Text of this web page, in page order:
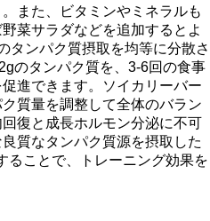
また、ビタミンやミネラルも
菜サラダなどを追加するとよ
タンパク質摂取を均等に分散さ
のタンパク質を、3-6回の食事
進できます。ソイカリーバー
質量を調整して全体のバラン
復と成長ホルモン分泌に不可
質なタンパク質源を摂取した
ることで、トレーニング効果を